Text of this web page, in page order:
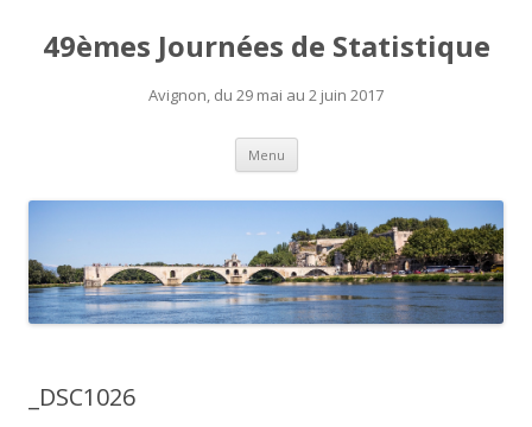
49èmes Journées de Statistique
Avignon, du 29 mai au 2 juin 2017
Menu Aller
contenu
_DSC1026